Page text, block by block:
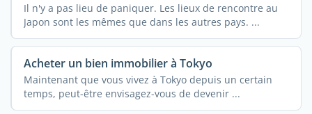
Il n'y a pas lieu de paniquer. Les lieux de rencontre au
Japon sont les mêmes que dans les autres pays. ...
Acheter un bien immobilier à Tokyo
Maintenant que vous vivez à Tokyo depuis un certain
temps, peut-être envisagez-vous de devenir ...